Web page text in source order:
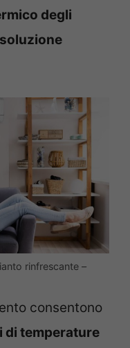
degli
rinfrescante –
consentono
di temperature